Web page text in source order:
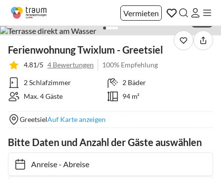
Vermieten
Ferienwohnung Twixlum - Greetsiel
4.81/5 4 Bewertungen 100% Empfehlung
2 Schlafzimmer
2 Bäder
Max. 4 Gäste
94 m²
GreetsielAuf Karte anzeigen
Bitte Daten und Anzahl der Gäste auswählen
Anreise- Abreise